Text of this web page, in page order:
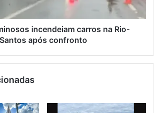
incendeiam carros na Rio-
Santos após confronto